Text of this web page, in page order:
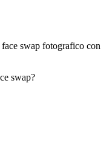
swap fotografico con
swap?